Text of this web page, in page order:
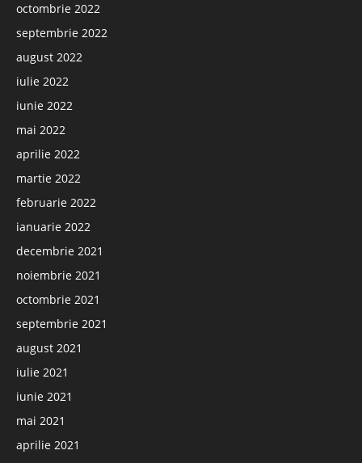
octombrie 2022
septembrie 2022
august 2022
iulie 2022
iunie 2022
mai 2022
aprilie 2022
martie 2022
februarie 2022
ianuarie 2022
decembrie 2021
noiembrie 2021
octombrie 2021
septembrie 2021
august 2021
iulie 2021
iunie 2021
mai 2021
aprilie 2021